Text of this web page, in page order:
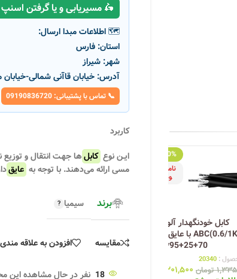
(هالوژن)
-10%
ناموج
ود
کابل خودنگهدار آلومینیومی
70+25+95*3
:
20340
تومان ۱,۲۰۱,۵۰۰
-10%
ناموج
ود
کابل خودنگهدار آلومینیومی
25+25+50+50*3
۸۰۲,۷۰۰ تومان ۷۲۲,۴۰۰ تومان
🛵 مسیریابی و یا گرفتن اسنپ
🗺️ اطلاعات مبدا ارسال:
استان:فارس
شهر:شیراز
آدرس:خیابان قاآنی شمالی-خیابان منوچهری-
📞 تماس با پشتیبانی: 09190836720
کاربرد
ایـن نوع کابل‌ها جهـت انتقال و
مسی ارائه می‌دهند. با توجه به عایق
برند سیمیا
مقایسه افزودن به علاقه مندی
18 نفر در حال مشاهده این